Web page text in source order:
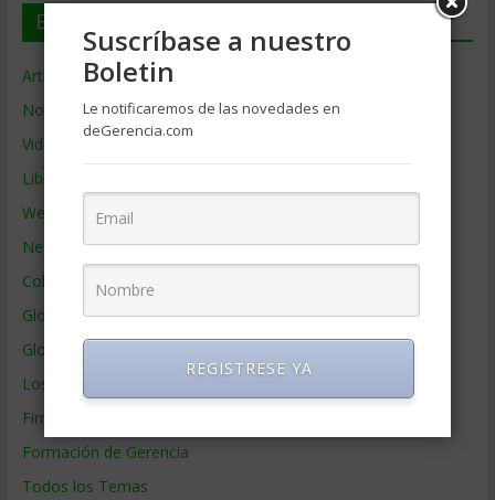
En deGerencia.com
Artículos de Gerencia
Noticias de Gerencia
Videos de Gerencia
Libros de Gerencia
Webs de Gerencia
Negocios por País
Colaboradores de Gerencia
Glosario
Glosario Inglés – Español
Los mejores MBA
Firmas de Gerencia
Formación de Gerencia
Todos los Temas
Suscríbase a nuestro
Boletin
Le notificaremos de las novedades en
deGerencia.com
REGISTRESE YA